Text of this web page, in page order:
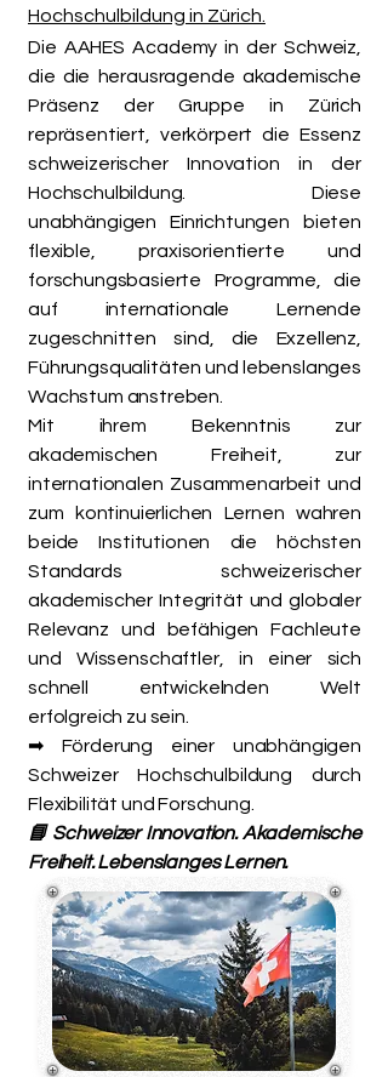
Hochschulbildung in Zürich.
Die AAHES Academy in der Schweiz,
die die herausragende akademische
Präsenz der Gruppe in Zürich
repräsentiert, verkörpert die Essenz
schweizerischer Innovation in der
Hochschulbildung. Diese
unabhängigen Einrichtungen bieten
flexible, praxisorientierte und
forschungsbasierte Programme, die
auf internationale Lernende
zugeschnitten sind, die Exzellenz,
Führungsqualitäten und lebenslanges
Wachstum anstreben.
Mit ihrem Bekenntnis zur
akademischen Freiheit, zur
internationalen Zusammenarbeit und
zum kontinuierlichen Lernen wahren
beide Institutionen die höchsten
Standards schweizerischer
akademischer Integrität und globaler
Relevanz und befähigen Fachleute
und Wissenschaftler, in einer sich
schnell entwickelnden Welt
erfolgreich zu sein.
➡ Förderung einer unabhängigen
Schweizer Hochschulbildung durch
Flexibilität und Forschung.
📘 Schweizer Innovation. Akademische
Freiheit. Lebenslanges Lernen.